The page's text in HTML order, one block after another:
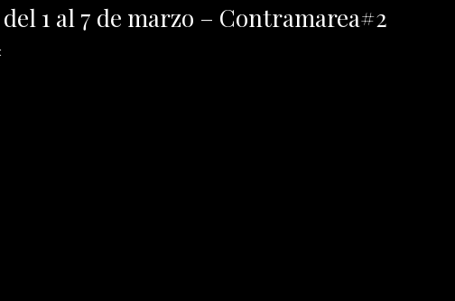
1 al 7 de marzo – Contramarea#2